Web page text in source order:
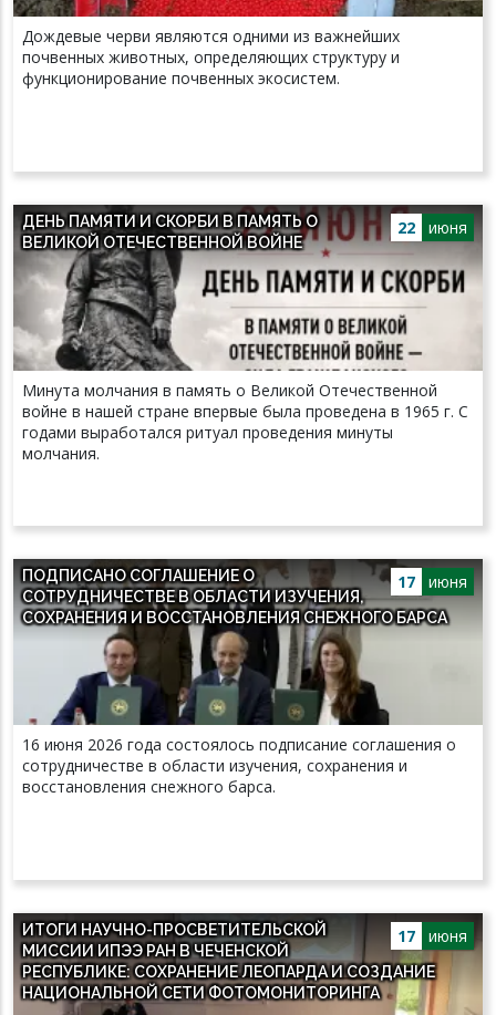
Дождевые черви являются одними из важнейших
почвенных животных, определяющих структуру и
функционирование почвенных экосистем.
22 июня
ДЕНЬ ПАМЯТИ И СКОРБИ В ПАМЯТЬ О
ВЕЛИКОЙ ОТЕЧЕСТВЕННОЙ ВОЙНЕ
Минута молчания в память о Великой Отечественной
войне в нашей стране впервые была проведена в 1965 г. С
годами выработался ритуал проведения минуты
молчания.
17 июня
ПОДПИСАНО СОГЛАШЕНИЕ О
СОТРУДНИЧЕСТВЕ В ОБЛАСТИ ИЗУЧЕНИЯ,
СОХРАНЕНИЯ И ВОССТАНОВЛЕНИЯ СНЕЖНОГО БАРСА
16 июня 2026 года состоялось подписание соглашения о
сотрудничестве в области изучения, сохранения и
восстановления снежного барса.
17 июня
ИТОГИ НАУЧНО-ПРОСВЕТИТЕЛЬСКОЙ
МИССИИ ИПЭЭ РАН В ЧЕЧЕНСКОЙ
РЕСПУБЛИКЕ: СОХРАНЕНИЕ ЛЕОПАРДА И СОЗДАНИЕ
НАЦИОНАЛЬНОЙ СЕТИ ФОТОМОНИТОРИНГА